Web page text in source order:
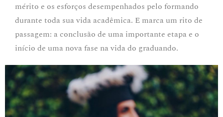
mérito e os esforços desempenhados pelo formando
durante toda sua vida acadêmica. E marca um rito de
passagem: a conclusão de uma importante etapa e o
início de uma nova fase na vida do graduando.